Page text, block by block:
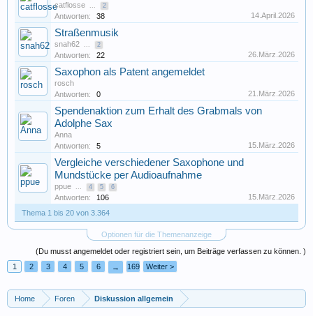
catflosse ... 2
Antworten: 38 14.April.2026
Straßenmusik
snah62 ... 2
Antworten: 22 26.März.2026
Saxophon als Patent angemeldet
rosch
Antworten:
0 21.März.2026
Spendenaktion zum Erhalt des Grabmals von
Adolphe Sax
Anna
Antworten:
5 15.März.2026
Vergleiche verschiedener Saxophone und
Mundstücke per Audioaufnahme
ppue ... 4 5 6
Antworten: 106
15.März.2026
Thema 1 bis 20 von 3.364
Optionen für die Themenanzeige
(Du musst angemeldet oder registriert sein, um Beiträge verfassen zu können. )
1
2 3 4 5 6 → 169 Weiter >
Home Foren Diskussion allgemein